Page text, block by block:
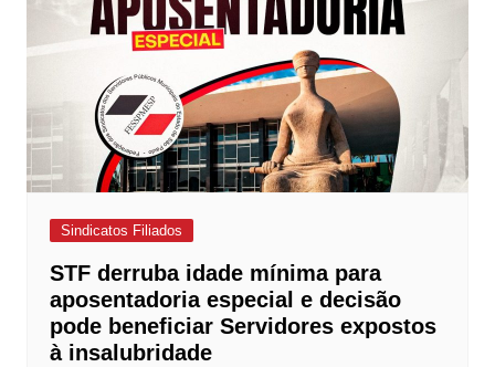
Sindicatos Filiados
STF derruba idade mínima para
aposentadoria especial e decisão
pode beneficiar Servidores expostos
à insalubridade